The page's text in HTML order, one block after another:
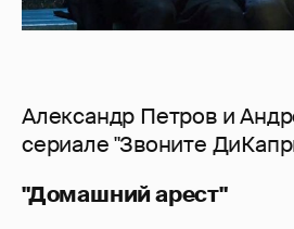
Александр Петров и
сериале "Звоните
"Домашний арест"